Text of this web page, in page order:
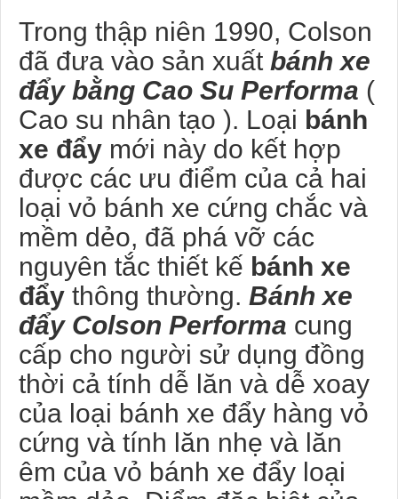
Trong thập niên 1990, Colson
đã đưa vào sản xuất bánh xe
đẩy bằng Cao Su Performa (
Cao su nhân tạo ). Loại bánh
xe đẩy mới này do kết hợp
được các ưu điểm của cả hai
loại vỏ bánh xe cứng chắc và
mềm dẻo, đã phá vỡ các
nguyên tắc thiết kế bánh xe
đẩy thông thường. Bánh xe
đẩy Colson Performa cung
cấp cho người sử dụng đồng
thời cả tính dễ lăn và dễ xoay
của loại bánh xe đẩy hàng vỏ
cứng và tính lăn nhẹ và lăn
êm của vỏ bánh xe đẩy loại